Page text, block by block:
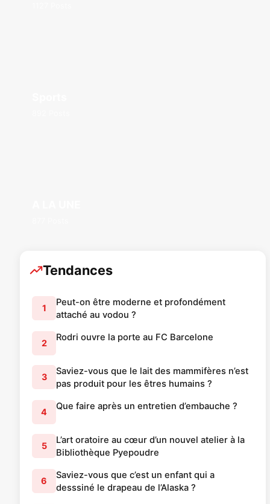
Tendances
1
Peut-on être moderne et profondément
attaché au vodou ?
2
Rodri ouvre la porte au FC Barcelone
3
Saviez-vous que le lait des mammifères n’est
pas produit pour les êtres humains ?
4
Que faire après un entretien d’embauche ?
5
L’art oratoire au cœur d’un nouvel atelier à la
Bibliothèque Pyepoudre
6
Saviez-vous que c’est un enfant qui a
desssiné le drapeau de l’Alaska ?